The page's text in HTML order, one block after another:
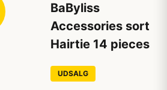
BaByliss
Accessories sort
Hairtie 14 pieces
UDSALG